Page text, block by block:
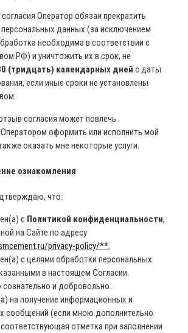
Оператор обязан прекратить
данных (за исключением
необходима в соответствии с
РФ) и уничтожить их в срок, не
(тридцать) календарных дней с даты
если иные сроки не установлены
согласия может повлечь
оформить или исполнить мой
оказать мне некоторые услуги.
ознакомления
что:
с Политикой конфиденциальности,
на Сайте по адресу
privacy-policy/**.
с целями обработки персональных
в настоящем Согласии.
и добровольно.
на получение информационных и
сообщений (если мною дополнительно
отметка при заполнении